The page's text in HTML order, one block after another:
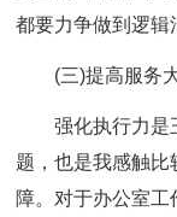
都要力争做到逻辑
(三)提高服务
强化执行力是
题，也是我感触比
障。对于办公室工